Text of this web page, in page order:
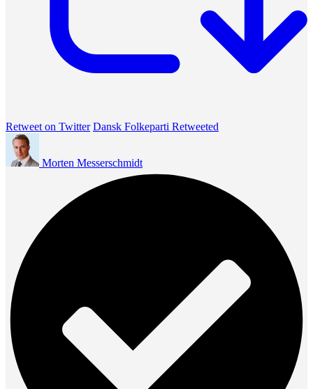
Retweet on Twitter Dansk Folkeparti Retweeted
Morten Messerschmidt